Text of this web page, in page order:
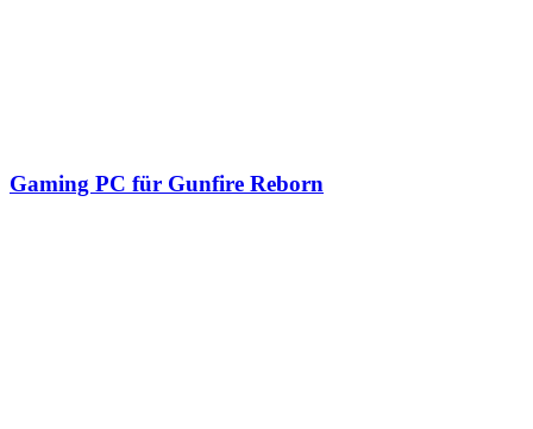
Gaming PC für Gunfire Reborn